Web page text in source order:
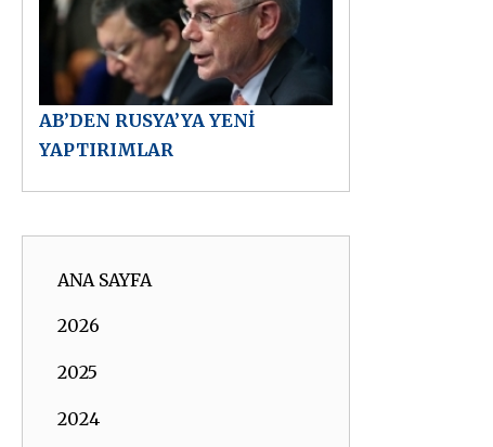
AB’DEN RUSYA’YA YENİ
YAPTIRIMLAR
ANA SAYFA
2026
2025
2024